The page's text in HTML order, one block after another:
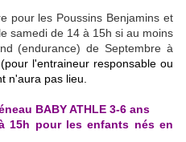
pour les Poussins Benjamins et
samedi de 14 à 15h si au moins
(endurance) de Septembre à
l'entraineur responsable ou
n'aura pas lieu.
BABY ATHLE 3-6 ans
15h pour les enfants nés en